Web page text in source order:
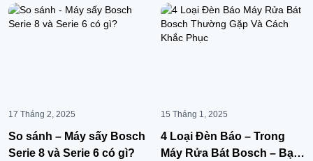
17 Tháng 2, 2025
So sánh – Máy sấy Bosch
Serie 8 và Serie 6 có gì?
15 Tháng 1, 2025
4 Loại Đèn Báo – Trong
Máy Rửa Bát Bosch – Bạn